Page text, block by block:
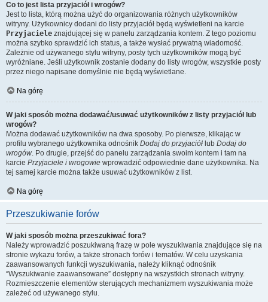
Co to jest lista przyjaciół i wrogów?
Jest to lista, którą można użyć do organizowania różnych użytkowników
witryny. Użytkownicy dodani do listy przyjaciół będą wyświetleni na karcie
Przyjaciele znajdującej się w panelu zarządzania kontem. Z tego poziomu
można szybko sprawdzić ich status, a także wysłać prywatną wiadomość.
Zależnie od używanego stylu witryny, posty tych użytkowników mogą być
wyróżniane. Jeśli użytkownik zostanie dodany do listy wrogów, wszystkie posty
przez niego napisane domyślnie nie będą wyświetlane.
Na górę
W jaki sposób można dodawać/usuwać użytkowników z listy przyjaciół lub
wrogów?
Można dodawać użytkowników na dwa sposoby. Po pierwsze, klikając w
profilu wybranego użytkownika odnośnik Dodaj do przyjaciół lub Dodaj do
wrogów. Po drugie, przejść do panelu zarządzania swoim kontem i tam na
karcie Przyjaciele i wrogowie wprowadzić odpowiednie dane użytkownika. Na
tej samej karcie można także usuwać użytkowników z list.
Na górę
Przeszukiwanie forów
W jaki sposób można przeszukiwać fora?
Należy wprowadzić poszukiwaną frazę w pole wyszukiwania znajdujące się na
stronie wykazu forów, a także stronach forów i tematów. W celu uzyskania
zaawansowanych funkcji wyszukiwania, należy kliknąć odnośnik
“Wyszukiwanie zaawansowane” dostępny na wszystkich stronach witryny.
Rozmieszczenie elementów sterujących mechanizmem wyszukiwania może
zależeć od używanego stylu.